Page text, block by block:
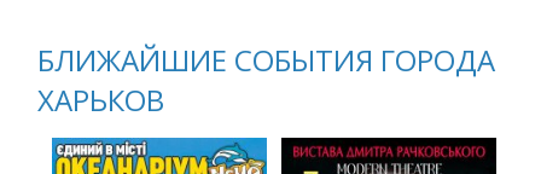
БЛИЖАЙШИЕ СОБЫТИЯ ГОРОДА
ХАРЬКОВ